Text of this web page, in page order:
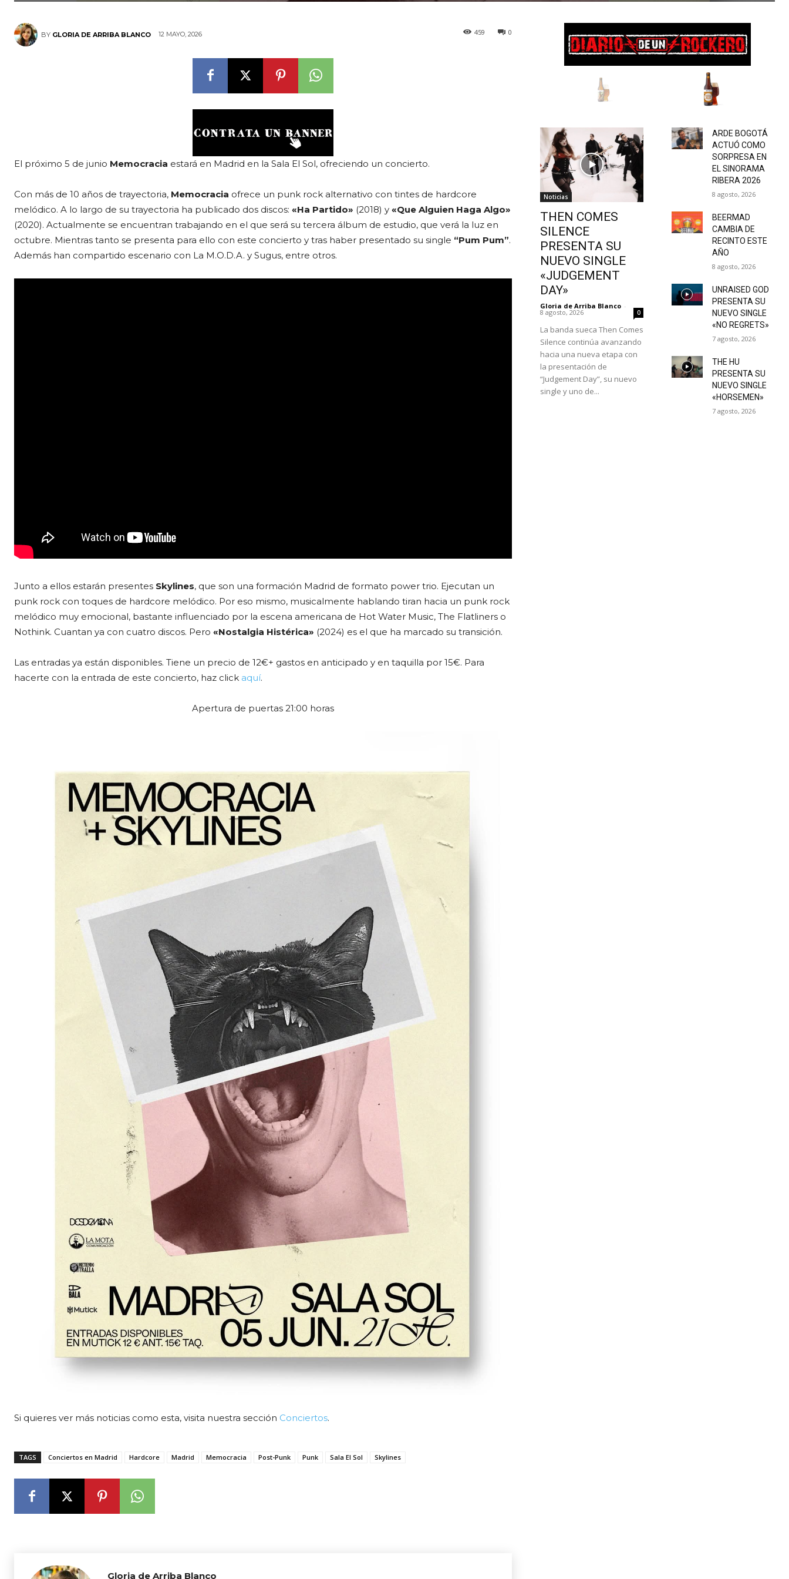
BY GLORIA DE ARRIBA BLANCO 12 MAYO, 2026 0
459
El próximo 5 de junio Memocracia estará en Madrid en la Sala El Sol, ofreciendo un concierto.
Con más de 10 años de trayectoria, Memocracia ofrece un punk rock alternativo con tintes de hardcore
melódico. A lo largo de su trayectoria ha publicado dos discos: «Ha Partido» (2018) y «Que Alguien Haga Algo»
(2020). Actualmente se encuentran trabajando en el que será su tercera álbum de estudio, que verá la luz en
octubre. Mientras tanto se presenta para ello con este concierto y tras haber presentado su single “Pum Pum”.
Además han compartido escenario con La M.O.D.A. y Sugus, entre otros.
Junto a ellos estarán presentes Skylines, que son una formación Madrid de formato power trio. Ejecutan un
punk rock con toques de hardcore melódico. Por eso mismo, musicalmente hablando tiran hacia un punk rock
melódico muy emocional, bastante influenciado por la escena americana de Hot Water Music, The Flatliners o
Nothink. Cuantan ya con cuatro discos. Pero «Nostalgia Histérica» (2024) es el que ha marcado su transición.
Las entradas ya están disponibles. Tiene un precio de 12€+ gastos en anticipado y en taquilla por 15€. Para
hacerte con la entrada de este concierto, haz click aquí.
Apertura de puertas 21:00 horas
Si quieres ver más noticias como esta, visita nuestra sección Conciertos.
TAGS Conciertos en Madrid Hardcore Madrid Memocracia Post-Punk Punk Sala El Sol Skylines
Gloria de Arriba Blanco
Noticias
THEN COMES
SILENCE
PRESENTA SU
NUEVO SINGLE
«JUDGEMENT
DAY»
Gloria de Arriba Blanco -
8 agosto, 2026 0
La banda sueca Then Comes
Silence continúa avanzando
hacia una nueva etapa con
la presentación de
“Judgement Day”, su nuevo
single y uno de...
ARDE BOGOTÁ
ACTUÓ COMO
SORPRESA EN
EL SINORAMA
RIBERA 2026
8 agosto, 2026
BEERMAD
CAMBIA DE
RECINTO ESTE
AÑO
8 agosto, 2026
UNRAISED GOD
PRESENTA SU
NUEVO SINGLE
«NO REGRETS»
7 agosto, 2026
THE HU
PRESENTA SU
NUEVO SINGLE
«HORSEMEN»
7 agosto, 2026